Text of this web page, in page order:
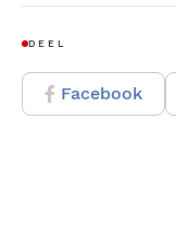
DEEL
Facebook